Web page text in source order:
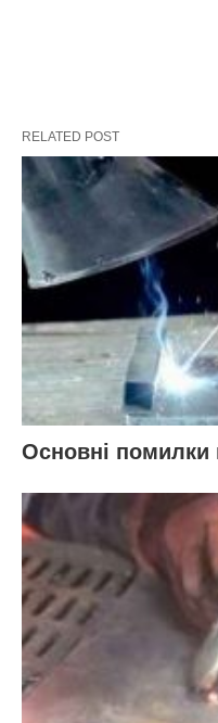
RELATED POST
Основні помилки